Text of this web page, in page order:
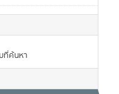
ที่ค้นหา